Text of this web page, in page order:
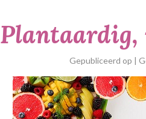
Plantaardig,
Gepubliceerd op |